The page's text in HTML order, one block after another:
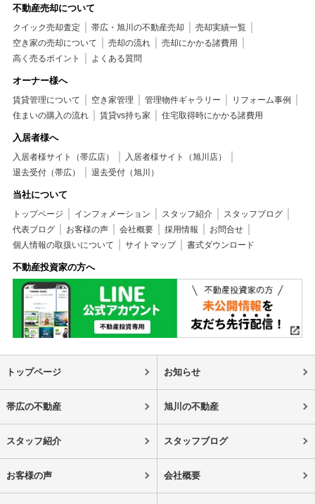
不動産売却について
クイック売却査定 帯広・旭川の不動産売却
売却実績一覧
空き家の売却について
売却の流れ
売却にかかる諸費用
高く売るポイント
よくある質問
オーナー様へ
賃貸管理について 空き家管理 管理物件ギャラリー
リフォーム事例
住まいの購入の流れ
賃貸vs持ち家 住宅取得時にかかる諸費用
入居者様へ
入居者様サイト（帯広店）
入居者様サイト（旭川店）
退去受付（帯広）
退去受付（旭川）
当社について
トップページ インフォメーション スタッフ紹介
スタッフブログ
代表ブログ
お客様の声 会社概要 採用情報
お問合せ
個人情報の取扱いについて
サイトマップ 書式ダウンロード
不動産投資家の方へ
トップページ お知らせ
帯広の不動産 旭川の不動産
スタッフ紹介 スタッフブログ
お客様の声 会社概要